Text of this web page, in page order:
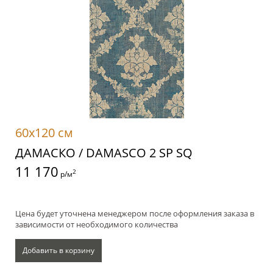
60x120 см
ДАМАСКО / DAMASCO 2 SP SQ
11 170 р/м2
Цена будет уточнена менеджером после оформления заказа в
зависимости от необходимого количества
Добавить в корзину